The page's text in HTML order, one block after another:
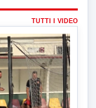
TUTTI I VIDEO